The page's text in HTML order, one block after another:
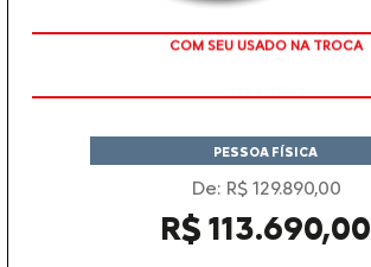
TAXA ZERO
PESSOA FÍSICA
De: R$ 129.890,00
R$ 113.690,00